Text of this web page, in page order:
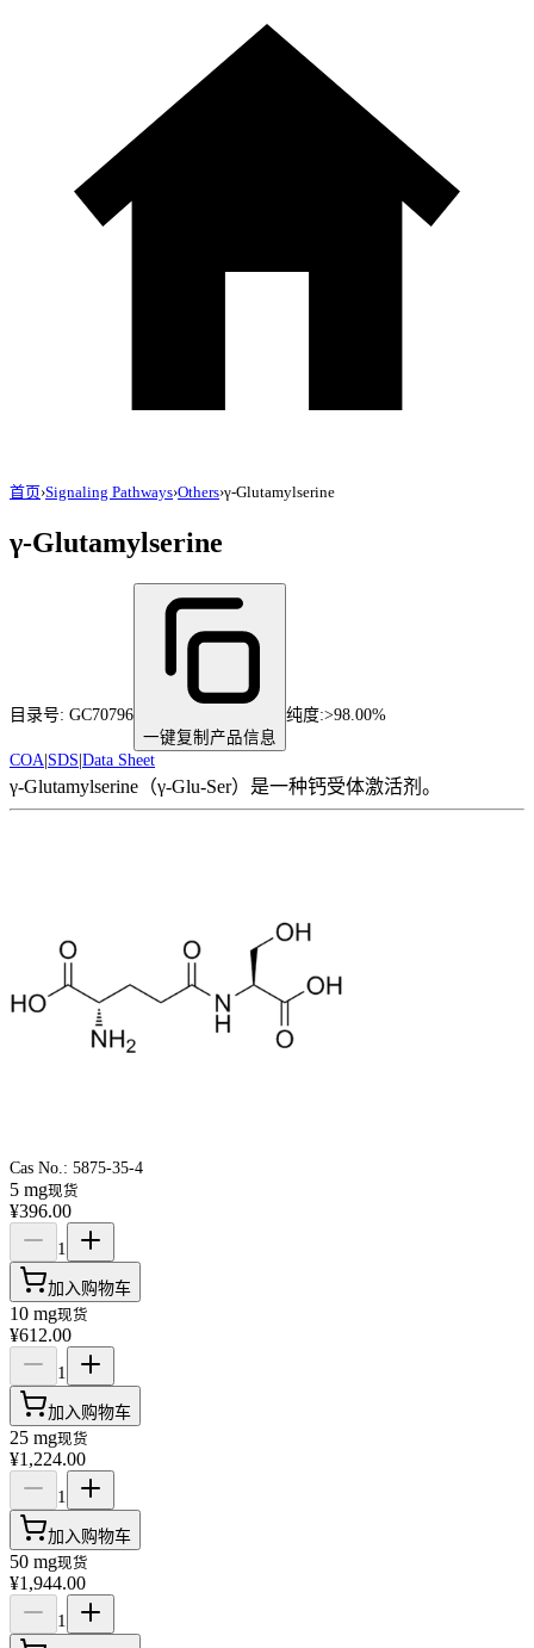
首页›Signaling Pathways›Others›γ-Glutamylserine
γ-Glutamylserine
目录号: GC70796
一键复制产品信息
纯度:>98.00%
COA SDS Data Sheet
γ-Glutamylserine（γ-Glu-Ser）是一种钙受体激活剂。
Cas No.: 5875-35-4
5 mg现货
¥396.00
1
加入购物车
10 mg现货
¥612.00
1
加入购物车
25 mg现货
¥1,224.00
1
加入购物车
50 mg现货
¥1,944.00
1